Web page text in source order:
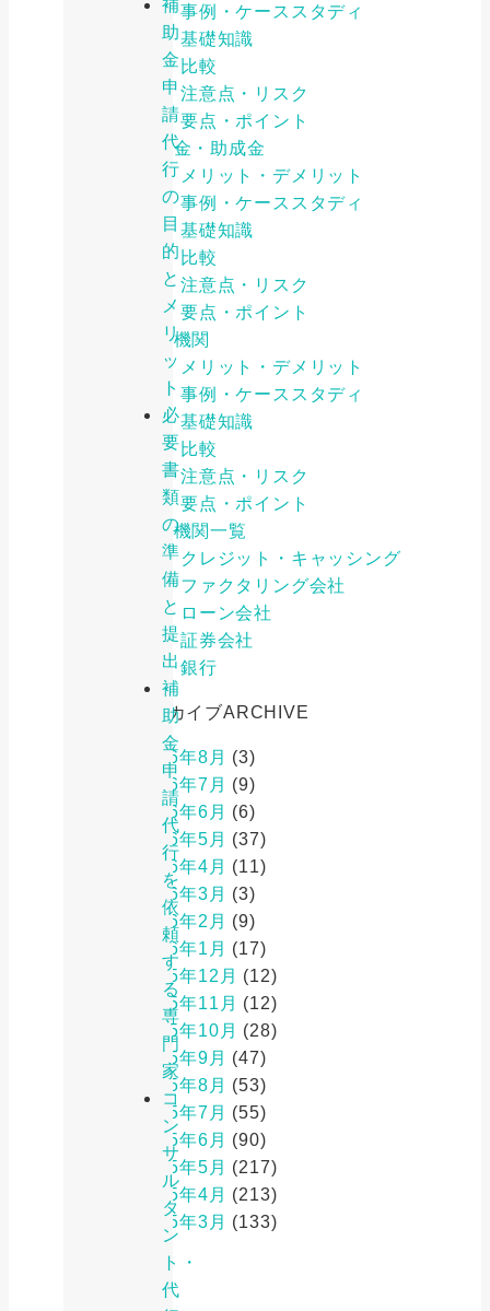
補
助
金
申
請
代
行
の
目
的
と
メ
リ
ッ
ト
必
要
書
類
の
準
備
と
提
出
補
助
金
申
請
代
行
を
依
頼
す
る
専
門
家
コ
ン
サ
ル
タ
ン
ト・
代
事例・ケーススタディ
基礎知識
比較
注意点・リスク
要点・ポイント
補助金・助成金
メリット・デメリット
事例・ケーススタディ
基礎知識
比較
注意点・リスク
要点・ポイント
金融機関
メリット・デメリット
事例・ケーススタディ
基礎知識
比較
注意点・リスク
要点・ポイント
金融機関一覧
クレジット・キャッシング
ファクタリング会社
ローン会社
証券会社
銀行
アーカイブARCHIVE
2026年8月 (3)
2026年7月 (9)
2026年6月 (6)
2026年5月 (37)
2026年4月 (11)
2026年3月 (3)
2026年2月 (9)
2026年1月 (17)
2025年12月 (12)
2025年11月 (12)
2025年10月 (28)
2025年9月 (47)
2025年8月 (53)
2025年7月 (55)
2025年6月 (90)
2025年5月 (217)
2025年4月 (213)
2025年3月 (133)